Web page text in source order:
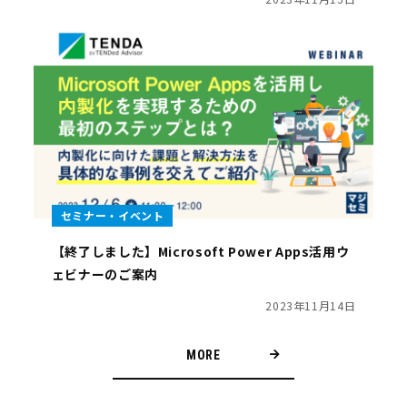
セミナー・イベント
【終了しました】Microsoft Power Apps活用ウ
ェビナーのご案内
2023年11月14日
MORE